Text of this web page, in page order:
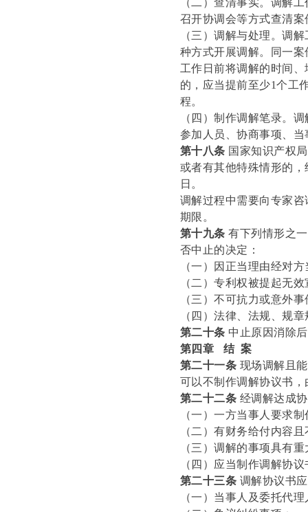
（二）查清事实。调解
召开协调会等方式查清案
（三）调解与处理。调
种方式开展调解。同一
工作日前将调解的时间
的，应当提前至少1个工
程。
（四）制作调解笔录。
参加人员、协商事项、
第十八条 国家知识产权
或者有其他特殊情形的
日。
调解过程中需要向专家
期限。
第十九条 有下列情形之
否中止的决定：
（一）因正当理由经对
（二）专利权被提起无
（三）不可抗力或意外事
（四）法律、法规、规
第二十条 中止原因消除
第四章 结 案
第二十一条 现场调解且
可以不制作调解协议书
第二十二条 经调解达成
（一）一方当事人要求
（二）有财务给付内容
（三）调解的事项具有
（四）应当制作调解协
第二十三条 调解协议书
（一）当事人及委托代